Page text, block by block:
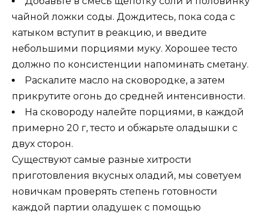
чайной ложки соды. Дождитесь, пока сода с
катыком вступит в реакцию, и введите
небольшими порциями муку. Хорошее тесто
должно по консистенции напоминать сметану.
Раскалите масло на сковородке, а затем
прикрутите огонь до средней интенсивности.
На сковороду налейте порциями, в каждой
примерно 20 г, тесто и обжарьте оладышки с
двух сторон.
Существуют самые разные хитрости
приготовления вкусных оладий, мы советуем
новичкам проверять степень готовности
каждой партии оладушек с помощью